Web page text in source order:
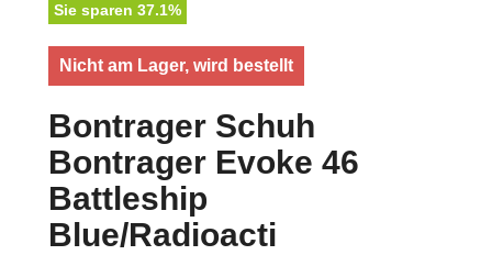
Sie sparen 37.1%
Nicht am Lager, wird bestellt
Bontrager Schuh
Bontrager Evoke 46
Battleship
Blue/Radioacti